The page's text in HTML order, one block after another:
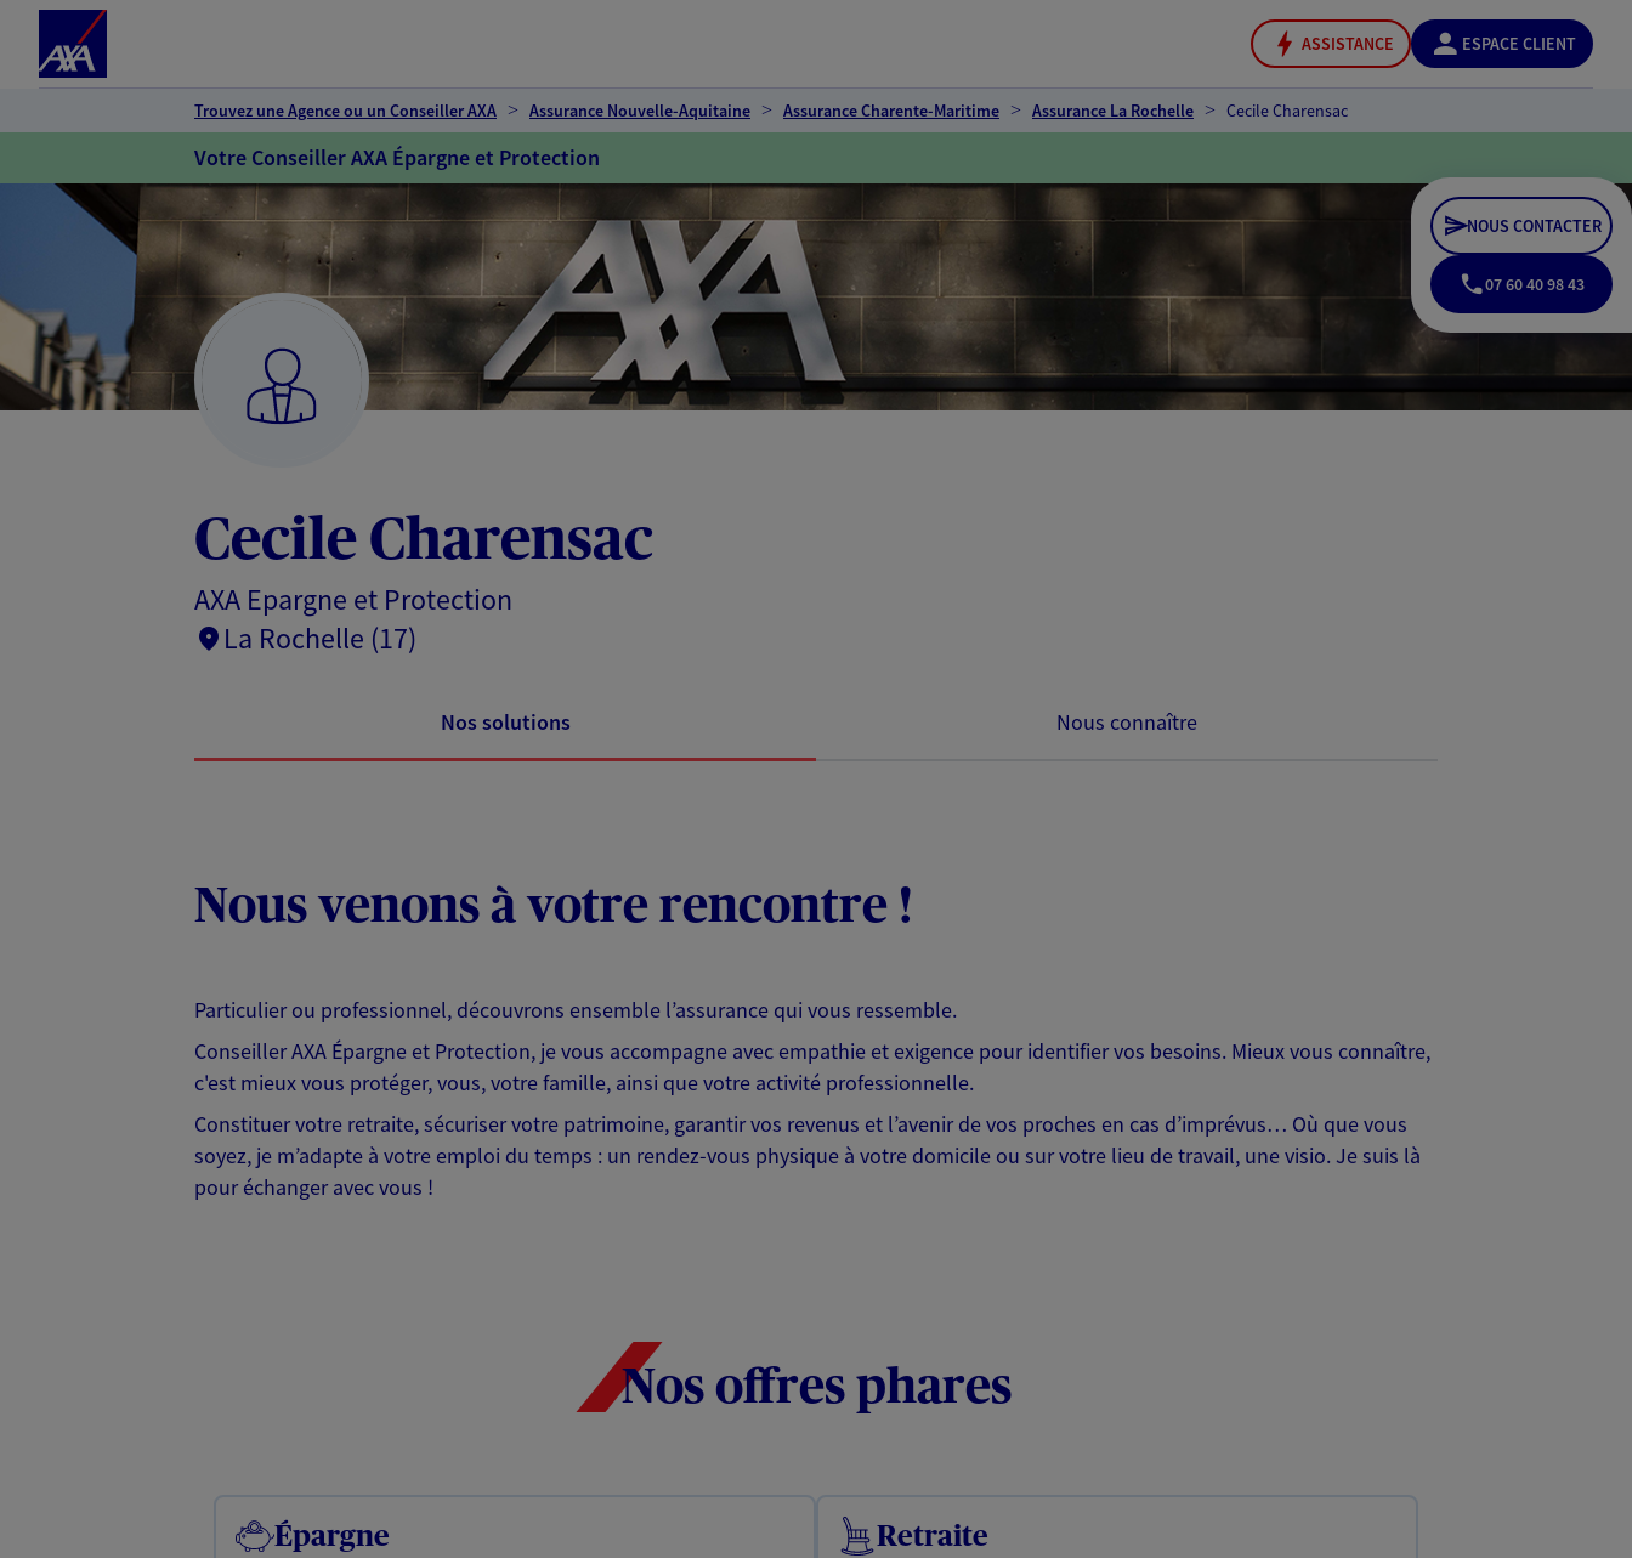
ASSISTANCE ESPACE CLIENT
Trouvez une Agence ou un Conseiller AXA Assurance Nouvelle-Aquitaine Assurance Charente-Maritime Assurance La Rochelle Cecile Charensac
Votre Conseiller AXA Épargne et Protection
Cecile Charensac
AXA Epargne et Protection
La Rochelle (17)
NOUS CONTACTER
07 60 40 98 43
Nos solutions Nous connaître
Nous venons à votre rencontre !
Particulier ou professionnel, découvrons ensemble l’assurance qui vous ressemble.
Conseiller AXA Épargne et Protection, je vous accompagne avec empathie et exigence pour identifier vos besoins. Mieux vous connaître,
c'est mieux vous protéger, vous, votre famille, ainsi que votre activité professionnelle.
Constituer votre retraite, sécuriser votre patrimoine, garantir vos revenus et l’avenir de vos proches en cas d’imprévus… Où que vous
soyez, je m’adapte à votre emploi du temps : un rendez-vous physique à votre domicile ou sur votre lieu de travail, une visio. Je suis là
pour échanger avec vous !
Nos offres phares
Épargne Retraite